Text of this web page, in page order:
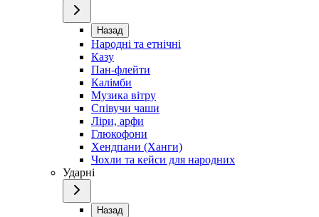
Назад
Народні та етнічні
Казу
Пан-флейти
Калімби
Музика вітру
Співучи чаши
Ліри, арфи
Глюкофони
Хендпани (Ханги)
Чохли та кейси для народних
Ударні
Назад